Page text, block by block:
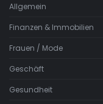
Allgemein
Finanzen & Immobilien
Frauen / Mode
Geschäft
Gesundheit